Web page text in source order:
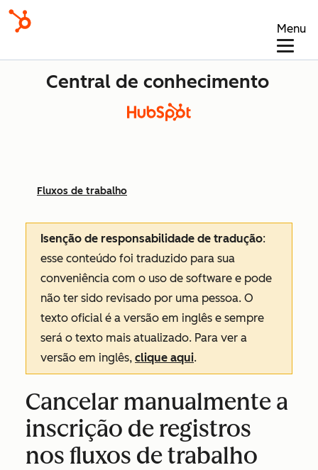
Menu
Central de conhecimento
Fluxos de trabalho
Isenção de responsabilidade de tradução:
esse conteúdo foi traduzido para sua
conveniência com o uso de software e pode
não ter sido revisado por uma pessoa. O
texto oficial é a versão em inglês e sempre
será o texto mais atualizado. Para ver a
versão em inglês, clique aqui.
Cancelar manualmente a
inscrição de registros
nos fluxos de trabalho